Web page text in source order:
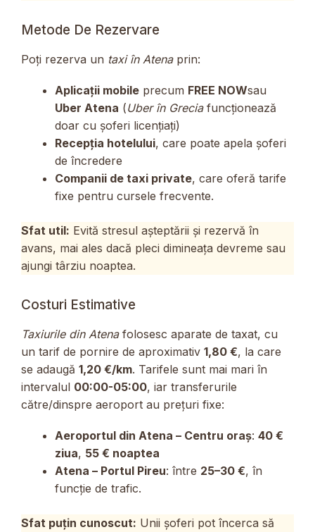
Metode De Rezervare
Poți rezerva un taxi în Atenaprin:
Aplicații mobile precum FREE NOWsau
Uber Atena (Uber în Greciafuncționează
doar cu șoferi licențiați)
Recepția hotelului, care poate apela șoferi
de încredere
Companii de taxi private, care oferă tarife
fixe pentru cursele frecvente.
Sfat util: Evită stresul așteptării și rezervă în
avans, mai ales dacă pleci dimineața devreme sau
ajungi târziu noaptea.
Costuri Estimative
Taxiurile din Atenafolosesc aparate de taxat, cu
un tarif de pornire de aproximativ 1,80 €, la care
se adaugă 1,20 €/km. Tarifele sunt mai mari în
intervalul 00:00-05:00, iar transferurile
către/dinspre aeroport au prețuri fixe:
Aeroportul din Atena – Centru oraș: 40 €
ziua, 55 € noaptea
Atena – Portul Pireu: între 25–30 €, în
funcție de trafic.
Sfat puțin cunoscut: Unii șoferi pot încerca să